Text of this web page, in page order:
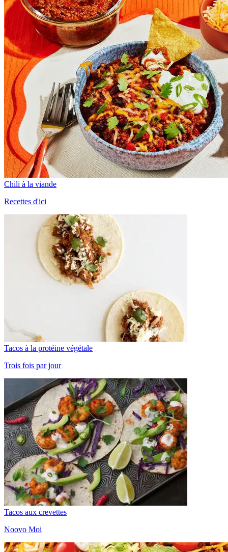
Chili à la viande
Recettes d'ici
Tacos à la protéine végétale
Trois fois par jour
Tacos aux crevettes
Noovo Moi